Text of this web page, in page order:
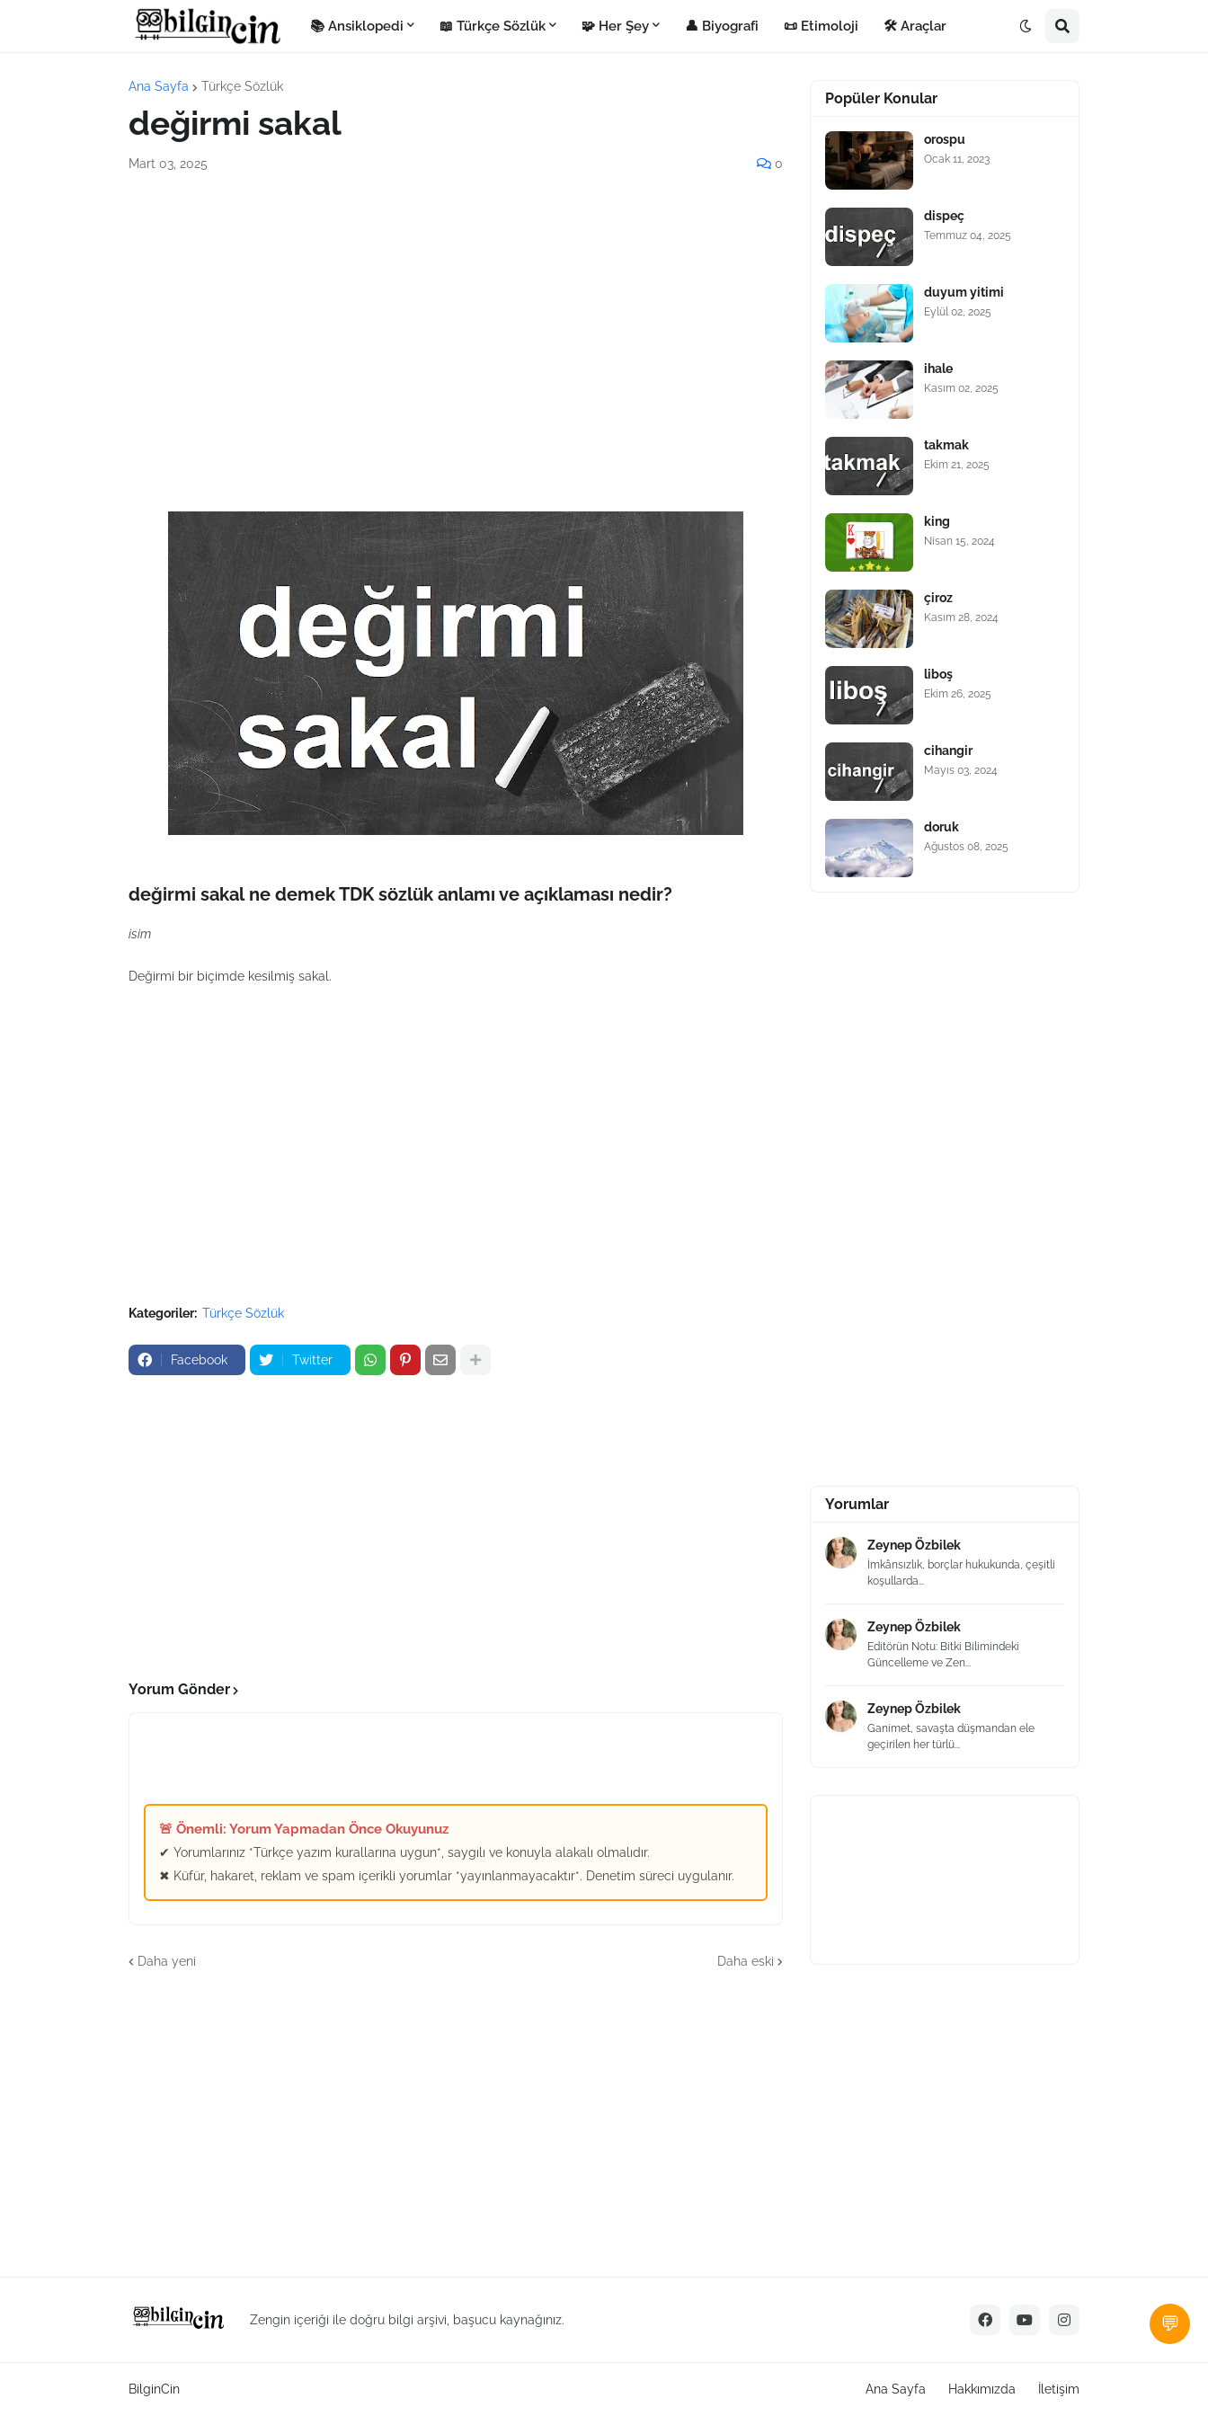
📚 Ansiklopedi 📖 Türkçe Sözlük 🧩 Her Şey 👤 Biyografi 📜 Etimoloji 🛠️ Araçlar
Ana Sayfa Türkçe Sözlük
değirmi sakal
Mart 03, 2025 0
değirmi sakal ne demek TDK sözlük anlamı ve açıklaması nedir?
isim
Değirmi bir biçimde kesilmiş sakal.
Kategoriler: Türkçe Sözlük
Facebook Twitter
Yorum Gönder
🚨 Önemli: Yorum Yapmadan Önce Okuyunuz
✔ Yorumlarınız *Türkçe yazım kurallarına uygun*, saygılı ve konuyla alakalı olmalıdır.
✖ Küfür, hakaret, reklam ve spam içerikli yorumlar *yayınlanmayacaktır*. Denetim süreci uygulanır.
Daha yeni Daha eski
Popüler Konular
orospu
Ocak 11, 2023
dispeç
Temmuz 04, 2025
duyum yitimi
Eylül 02, 2025
ihale
Kasım 02, 2025
takmak
Ekim 21, 2025
king
Nisan 15, 2024
çiroz
Kasım 28, 2024
liboş
Ekim 26, 2025
cihangir
Mayıs 03, 2024
doruk
Ağustos 08, 2025
Yorumlar
Zeynep Özbilek
İmkânsızlık, borçlar hukukunda, çeşitli
koşullarda...
Zeynep Özbilek
Editörün Notu: Bitki Bilimindeki
Güncelleme ve Zen...
Zeynep Özbilek
Ganimet, savaşta düşmandan ele
geçirilen her türlü...
Zengin içeriği ile doğru bilgi arşivi, başucu kaynağınız.
BilginCin Ana Sayfa Hakkımızda İletişim
💬